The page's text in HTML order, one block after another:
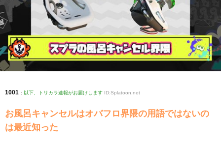
1001 : 以下、トリカラ速報がお届けします ID:Splatoon.net
お風呂キャンセルはオバフロ界隈の用語ではないの
は最近知った